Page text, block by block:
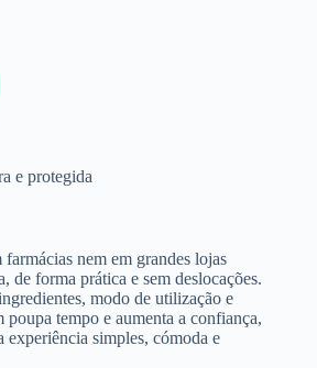
e protegida
nem em grandes lojas
de forma prática e sem deslocações.
modo de utilização e
tempo e aumenta a confiança,
experiência simples, cómoda e